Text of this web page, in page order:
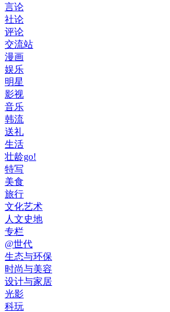
言论
社论
评论
交流站
漫画
娱乐
明星
影视
音乐
韩流
送礼
生活
壮龄go!
特写
美食
旅行
文化艺术
人文史地
专栏
@世代
生态与环保
时尚与美容
设计与家居
光影
科玩